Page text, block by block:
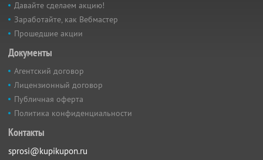
Давайте сделаем акцию!
Заработайте, как Вебмастер
Прошедшие акции
Документы
Агентский договор
Лицензионный договор
Публичная оферта
Политика конфиденциальности
Контакты
sprosi@kupikupon.ru